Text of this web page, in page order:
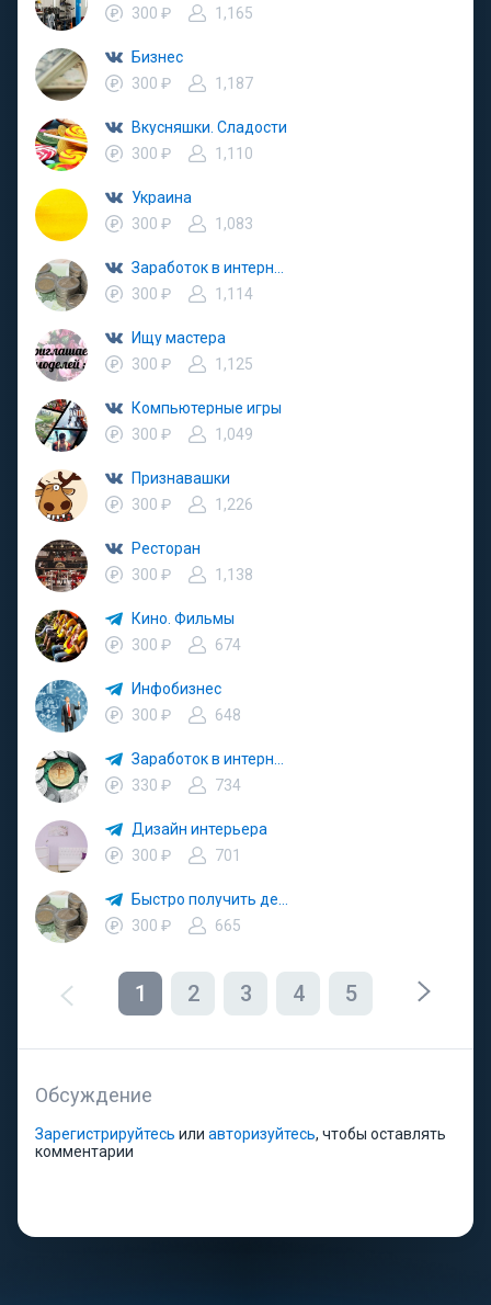
300 ₽
1,165
Бизнес
300 ₽
1,187
Вкусняшки. Сладости
300 ₽
1,110
Украина
300 ₽
1,083
300 ₽
1,114
Ищу мастера
300 ₽
1,125
Компьютерные игры
300 ₽
1,049
Признавашки
300 ₽
1,226
Ресторан
300 ₽
1,138
Кино. Фильмы
300 ₽
674
Инфобизнес
300 ₽
648
330 ₽
734
Дизайн интерьера
300 ₽
701
300 ₽
665
1 2 3 4 5
Обсуждение
Зарегистрируйтесь или авторизуйтесь, чтобы оставлять
комментарии